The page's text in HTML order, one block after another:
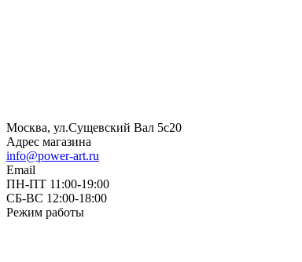
Москва, ул.Сущевский Вал 5с20
Адрес магазина
info@power-art.ru
Email
ПН-ПТ 11:00-19:00
СБ-ВС 12:00-18:00
Режим работы